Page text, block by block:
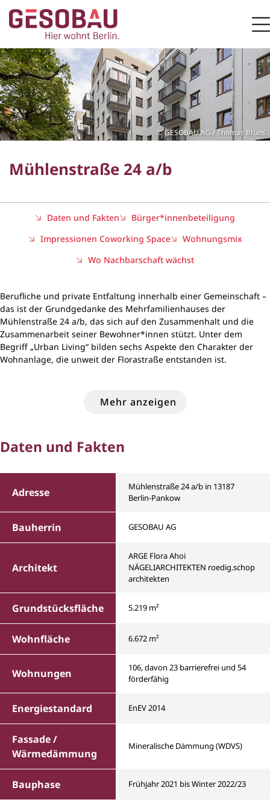
ZUM HAUPTINHALT SPRINGEN
Zur Startseite
GESOBAU AG / Thomas Bruns
Mühlenstraße 24 a/b
Daten und Fakten
Bürger*innenbeteiligung
Impressionen Coworking Space
Wohnungsmix
Wo Nachbarschaft wächst
Berufliche und private Entfaltung innerhalb einer Gemeinschaft –
das ist der Grundgedanke des Mehrfamilienhauses der
Mühlenstraße 24 a/b, das sich auf den Zusammenhalt und die
Zusammenarbeit seiner Bewohner*innen stützt. Unter dem
Begriff „Urban Living“ bilden sechs Aspekte den Charakter der
Wohnanlage, die unweit der Florastraße entstanden ist.
Mehr anzeigen
Daten und Fakten
Adresse
Mühlenstraße 24 a/b in 13187
Berlin-Pankow
Bauherrin GESOBAU AG
Architekt
ARGE Flora Ahoi
NÄGELIARCHITEKTEN roedig.schop
architekten
Grundstücksfläche 5.219 m²
Wohnfläche 6.672 m²
Wohnungen
106, davon 23 barrierefrei und 54
förderfähig
Energiestandard EnEV 2014
Fassade /
Wärmedämmung
Mineralische Dämmung (WDVS)
Bauphase Frühjahr 2021 bis Winter 2022/23